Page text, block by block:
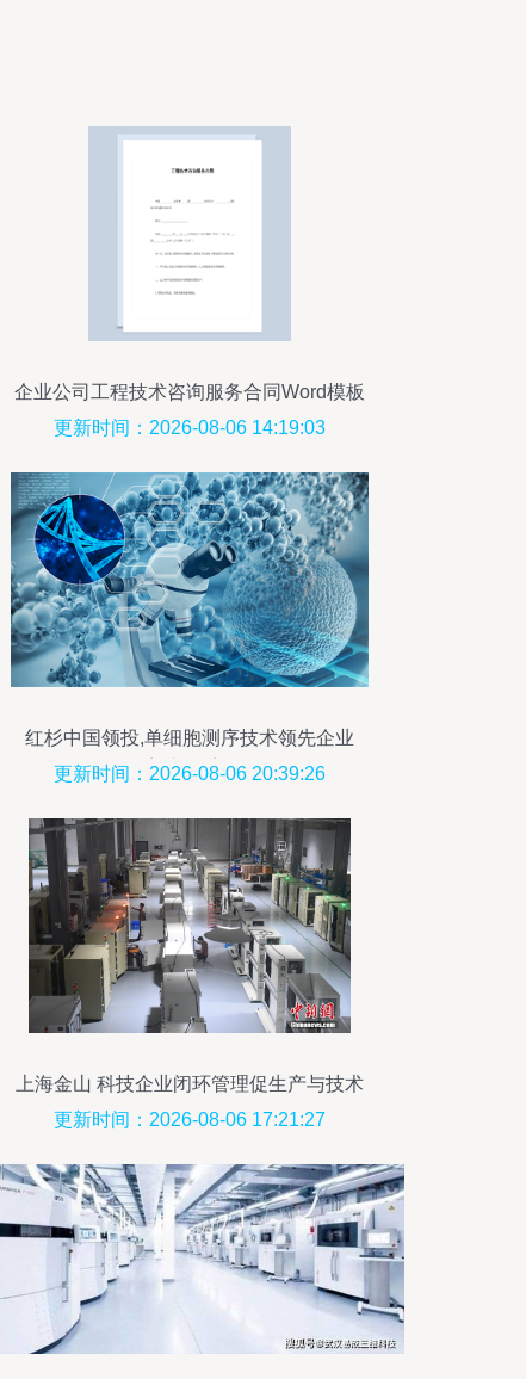
企业公司工程技术咨询服务合同Word模板
更新时间：2026-08-06 14:19:03
红杉中国领投,单细胞测序技术领先企业
M20 Genomics完成数千万元Pre-A轮融资
更新时间：2026-08-06 20:39:26
上海金山 科技企业闭环管理促生产与技术
开发
更新时间：2026-08-06 17:21:27